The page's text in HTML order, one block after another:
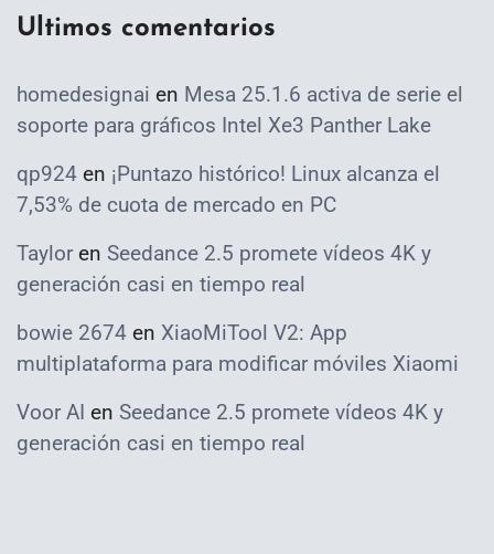
Ultimos comentarios
homedesignai en Mesa 25.1.6 activa de serie el
soporte para gráficos Intel Xe3 Panther Lake
qp924 en ¡Puntazo histórico! Linux alcanza el
7,53% de cuota de mercado en PC
Taylor en Seedance 2.5 promete vídeos 4K y
generación casi en tiempo real
bowie 2674 en XiaoMiTool V2: App
multiplataforma para modificar móviles Xiaomi
Voor AI en Seedance 2.5 promete vídeos 4K y
generación casi en tiempo real